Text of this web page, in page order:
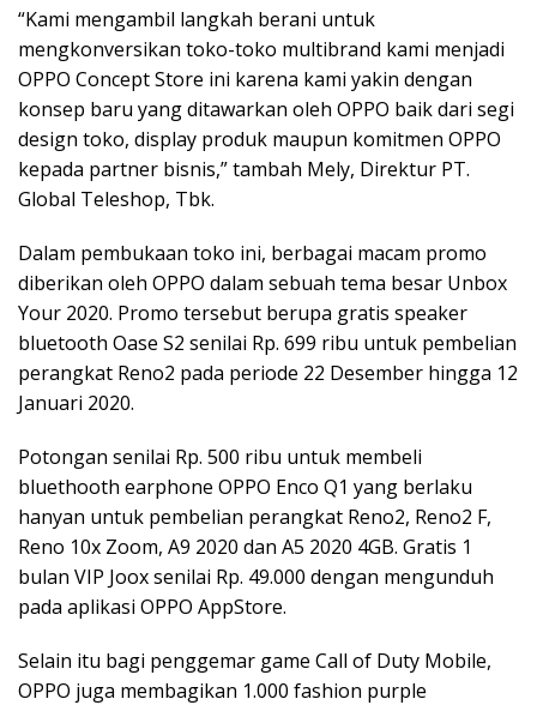
“Kami mengambil langkah berani untuk
mengkonversikan toko-toko multibrand kami menjadi
OPPO Concept Store ini karena kami yakin dengan
konsep baru yang ditawarkan oleh OPPO baik dari segi
design toko, display produk maupun komitmen OPPO
kepada partner bisnis,” tambah Mely, Direktur PT.
Global Teleshop, Tbk.
Dalam pembukaan toko ini, berbagai macam promo
diberikan oleh OPPO dalam sebuah tema besar Unbox
Your 2020. Promo tersebut berupa gratis speaker
bluetooth Oase S2 senilai Rp. 699 ribu untuk pembelian
perangkat Reno2 pada periode 22 Desember hingga 12
Januari 2020.
Potongan senilai Rp. 500 ribu untuk membeli
bluethooth earphone OPPO Enco Q1 yang berlaku
hanyan untuk pembelian perangkat Reno2, Reno2 F,
Reno 10x Zoom, A9 2020 dan A5 2020 4GB. Gratis 1
bulan VIP Joox senilai Rp. 49.000 dengan mengunduh
pada aplikasi OPPO AppStore.
Selain itu bagi penggemar game Call of Duty Mobile,
OPPO juga membagikan 1.000 fashion purple